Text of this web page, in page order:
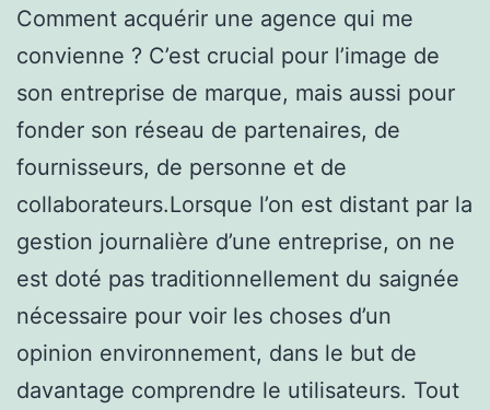
Comment acquérir une agence qui me
convienne ? C’est crucial pour l’image de
son entreprise de marque, mais aussi pour
fonder son réseau de partenaires, de
fournisseurs, de personne et de
collaborateurs.Lorsque l’on est distant par la
gestion journalière d’une entreprise, on ne
est doté pas traditionnellement du saignée
nécessaire pour voir les choses d’un
opinion environnement, dans le but de
davantage comprendre le utilisateurs. Tout